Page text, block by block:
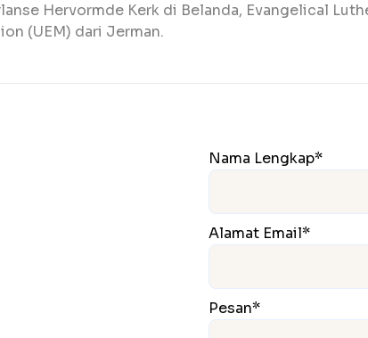
Hervormde Kerk di Belanda, Evangelical
(UEM) dari Jerman.
Nama Lengkap*
Alamat Email*
Pesan*